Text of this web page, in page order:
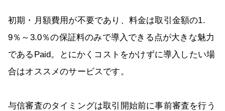
初期・月額費用が不要であり、料金は取引金額の1.
9％～3.0％の保証料のみで導入できる点が大きな魅力
であるPaid。とにかくコストをかけずに導入したい場
合はオススメのサービスです。
与信審査のタイミングは取引開始前に事前審査を行う